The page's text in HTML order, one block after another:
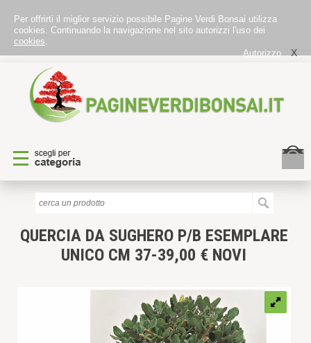
Per offrirti il miglior servizio possibile Pagine Verdi Bonsai utilizza
cookies. Continuando la navigazione nel sito autorizzi l'uso dei
cookies.
Autorizzo
X
QUERCIA DA SUGHERO P/B ESEMPLARE
UNICO CM 37-39,00 € NOVI